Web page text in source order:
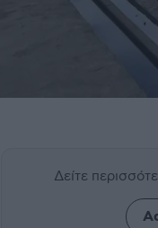
Δείτε